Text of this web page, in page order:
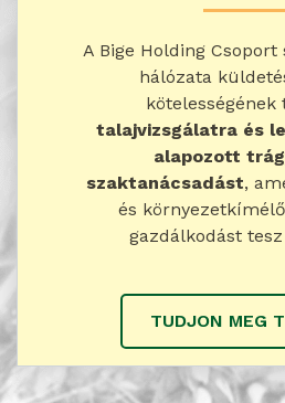
A Bige Holding Csoport
hálózata
kötelességének
talajvizsgálatra és
alapozott
szaktanácsadást,
és
gazdálkodást
TUDJON MEG